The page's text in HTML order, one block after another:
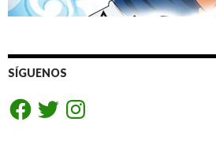
SÍGUENOS
FacebookTwitterInstagram